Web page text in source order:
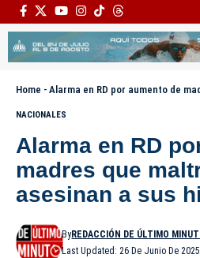
Home - Alarma en RD por aumento de madres
NACIONALES
Alarma en RD
madres que
asesinan a sus
Last Updated: 26 De Junio De
ByREDACCIÓN DE ÚLTIMO